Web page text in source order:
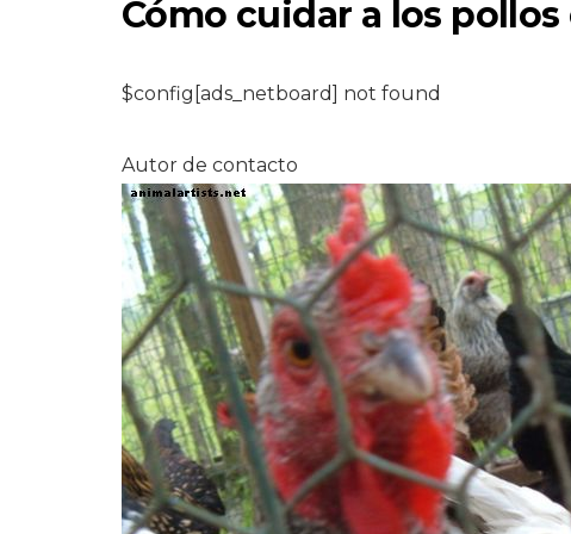
Cómo cuidar a los
$config[ads_netboard] not found
Autor de contacto
CABALLOS
Inglés vs. occidental
para nuevos jinetes
7,2026